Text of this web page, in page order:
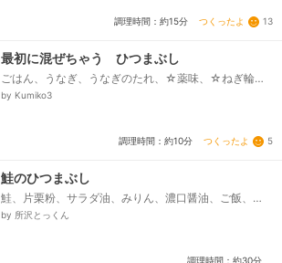
調理時間：約15分 つくったよ 13
最初に混ぜちゃう ひつまぶし
ごはん、うなぎ、うなぎのたれ、☆薬味、☆ねぎ輪切
り、☆わさびすりおろし、☆はちみつ梅、☆だし、☆
by Kumiko3
調理時間：約10分 つくったよ 5
鮭のひつまぶし
鮭、片栗粉、サラダ油、みりん、濃口醤油、ご飯、★
湯、★和風だしの素、茗荷、白ごま、刻みのり
by 所沢とっくん
調理時間：約30分